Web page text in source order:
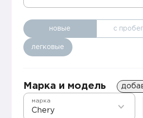
новые с
легковые
Марка и модель
Chery
марка